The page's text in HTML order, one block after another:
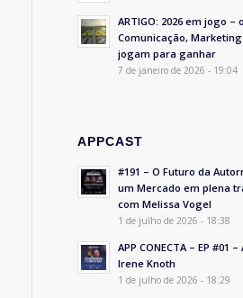
ARTIGO: 2026 em jogo –
Comunicação,
jogam para ganhar
7 de janeiro de 2026 - 19:04
APPCAST
#191 – O Futuro da
um Mercado em plena
com Melissa Vogel
1 de julho de 2026 - 18:38
APP CONECTA – EP #01
Irene Knoth
1 de julho de 2026 - 18:29